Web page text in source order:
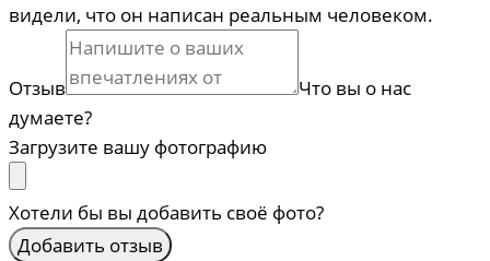
видели, что он написан реальным человеком.
Отзыв
Что вы о нас
думаете?
Загрузите вашу фотографию
Хотели бы вы добавить своё фото?